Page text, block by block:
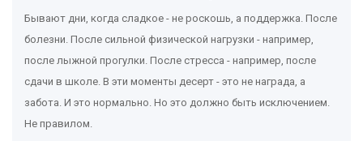
Бывают дни, когда сладкое - не роскошь, а поддержка. После
болезни. После сильной физической нагрузки - например,
после лыжной прогулки. После стресса - например, после
сдачи в школе. В эти моменты десерт - это не награда, а
забота. И это нормально. Но это должно быть исключением.
Не правилом.